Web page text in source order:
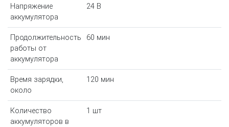
Напряжение
аккумулятора
24 В
Продолжительность
работы от
аккумулятора
60 мин
Время зарядки,
около
120 мин
Количество
аккумуляторов в
1 шт